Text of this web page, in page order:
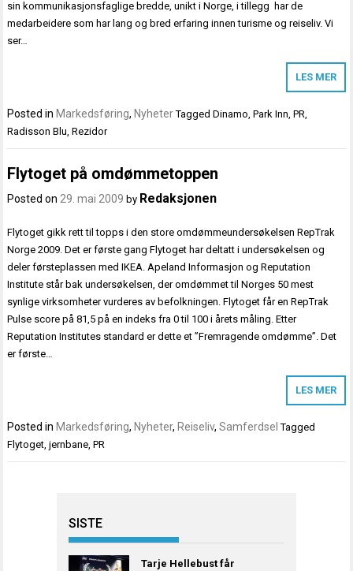
sin kommunikasjonsfaglige bredde, unikt i Norge, i tillegg har de
medarbeidere som har lang og bred erfaring innen turisme og reiseliv. Vi
ser…
LES MER
Posted in Markedsføring, Nyheter TaggedDinamo,Park Inn,PR,
Radisson Blu,Rezidor
Flytoget på omdømmetoppen
Posted on 29. mai 2009 by Redaksjonen
Flytoget gikk rett til topps i den store omdømmeundersøkelsen RepTrak
Norge 2009. Det er første gang Flytoget har deltatt i undersøkelsen og
deler førsteplassen med IKEA. Apeland Informasjon og Reputation
Institute står bak undersøkelsen, der omdømmet til Norges 50 mest
synlige virksomheter vurderes av befolkningen. Flytoget får en RepTrak
Pulse score på 81,5 på en indeks fra 0 til 100 i årets måling. Etter
Reputation Institutes standard er dette et ”Fremragende omdømme”. Det
er første…
LES MER
Posted in Markedsføring, Nyheter, Reiseliv,Samferdsel Tagged
Flytoget ,jernbane ,PR
SISTE
Tarje Hellebust får